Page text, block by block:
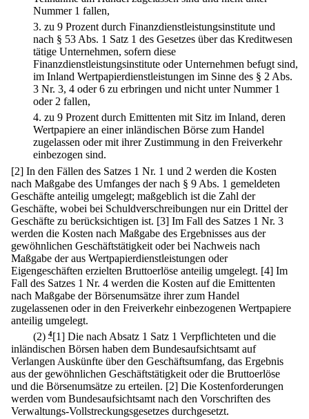
Nummer 1 fallen,
3. zu 9 Prozent durch Finanzdienstleistungsinstitute und
nach § 53 Abs. 1 Satz 1 des Gesetzes über das Kreditwesen
tätige Unternehmen, sofern diese
Finanzdienstleistungsinstitute oder Unternehmen befugt sind,
im Inland Wertpapierdienstleistungen im Sinne des § 2 Abs.
3 Nr. 3, 4 oder 6 zu erbringen und nicht unter Nummer 1
oder 2 fallen,
4. zu 9 Prozent durch Emittenten mit Sitz im Inland, deren
Wertpapiere an einer inländischen Börse zum Handel
zugelassen oder mit ihrer Zustimmung in den Freiverkehr
einbezogen sind.
[2] In den Fällen des Satzes 1 Nr. 1 und 2 werden die Kosten
nach Maßgabe des Umfanges der nach § 9 Abs. 1 gemeldeten
Geschäfte anteilig umgelegt; maßgeblich ist die Zahl der
Geschäfte, wobei bei Schuldverschreibungen nur ein Drittel der
Geschäfte zu berücksichtigen ist. [3] Im Fall des Satzes 1 Nr. 3
werden die Kosten nach Maßgabe des Ergebnisses aus der
gewöhnlichen Geschäftstätigkeit oder bei Nachweis nach
Maßgabe der aus Wertpapierdienstleistungen oder
Eigengeschäften erzielten Bruttoerlöse anteilig umgelegt. [4] Im
Fall des Satzes 1 Nr. 4 werden die Kosten auf die Emittenten
nach Maßgabe der Börsenumsätze ihrer zum Handel
zugelassenen oder in den Freiverkehr einbezogenen Wertpapiere
anteilig umgelegt.
(2) 4[1] Die nach Absatz 1 Satz 1 Verpflichteten und die
inländischen Börsen haben dem Bundesaufsichtsamt auf
Verlangen Auskünfte über den Geschäftsumfang, das Ergebnis
aus der gewöhnlichen Geschäftstätigkeit oder die Bruttoerlöse
und die Börsenumsätze zu erteilen. [2] Die Kostenforderungen
werden vom Bundesaufsichtsamt nach den Vorschriften des
Verwaltungs-Vollstreckungsgesetzes durchgesetzt.